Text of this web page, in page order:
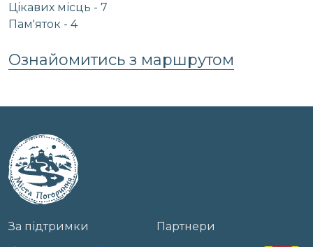
Цікавих місць - 7
Пам'яток - 4
Ознайомитись з маршрутом
За підтримки Партнери